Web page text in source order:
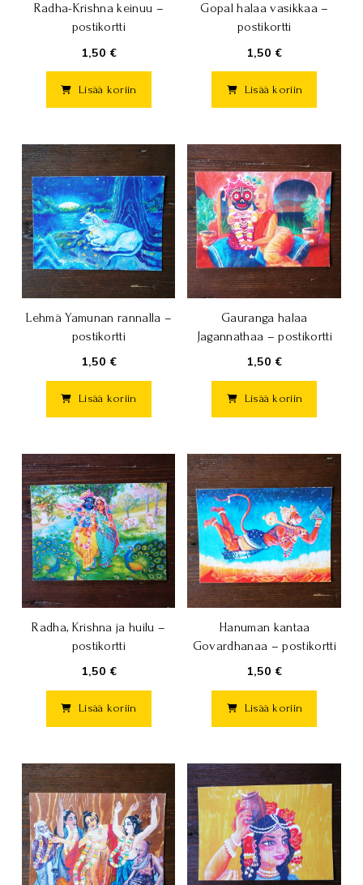
Radha-Krishna keinuu –
postikortti
1,50 €
Lisää koriin
Gopal halaa vasikkaa –
postikortti
1,50 €
Lisää koriin
Lehmä Yamunan rannalla –
postikortti
1,50 €
Lisää koriin
Gauranga halaa
Jagannathaa – postikortti
1,50 €
Lisää koriin
Radha, Krishna ja huilu –
postikortti
1,50 €
Lisää koriin
Hanuman kantaa
Govardhanaa – postikortti
1,50 €
Lisää koriin